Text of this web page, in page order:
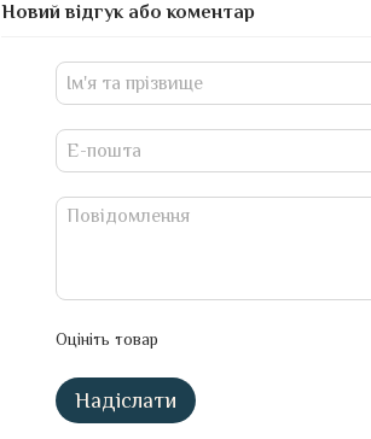
Новий відгук або коментар
Оцініть товар
Надіслати